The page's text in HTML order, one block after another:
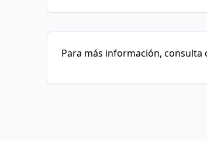
Para más información,